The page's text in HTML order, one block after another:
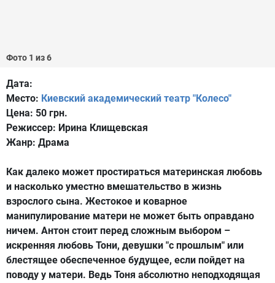
Фото 1 из 6
Дата:
Место: Киевский академический театр "Колесо"
Цена: 50 грн.
Режиссер: Ирина Клищевская
Жанр: Драма
Как далеко может простираться материнская любовь
и насколько уместно вмешательство в жизнь
взрослого сына. Жестокое и коварное
манипулирование матери не может быть оправдано
ничем. Антон стоит перед сложным выбором –
искренняя любовь Тони, девушки "с прошлым" или
блестящее обеспеченное будущее, если пойдет на
поводу у матери. Ведь Тоня абсолютно неподходящая